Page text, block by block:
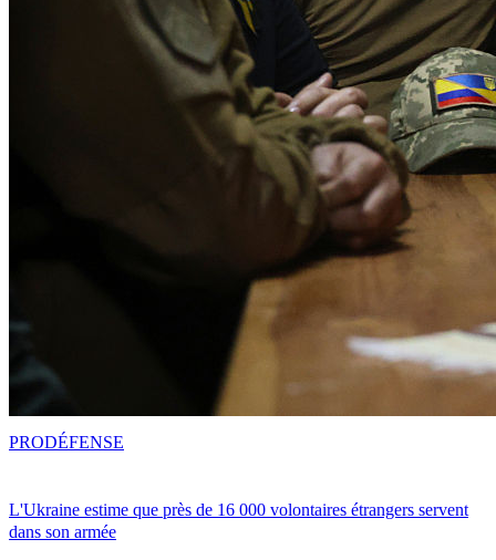
L'Ukraine estime que près de 16 000 volontaires étrangers servent
dans son armée
PRODÉFENSE